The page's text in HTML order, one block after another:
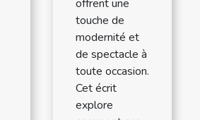
offrent une
touche de
modernité et
de spectacle à
toute occasion.
Cet écrit
explore